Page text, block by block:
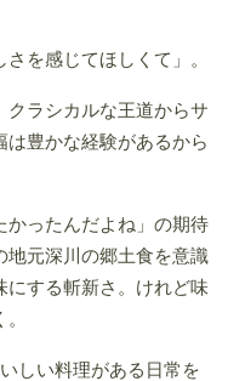
を感じてほしくて」。
クラシカルな王道からサ
豊かな経験があるから
かったんだよね」の期待
地元深川の郷土食を意識
にする斬新さ。けれど味
しい料理がある日常を